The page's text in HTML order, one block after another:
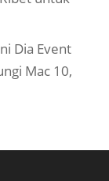
Dia Event
Mac 10,